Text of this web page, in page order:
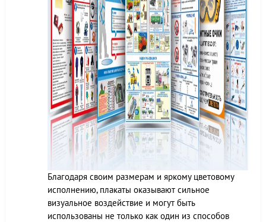
Благодаря своим размерам и яркому цветовому
исполнению, плакаты оказывают сильное
визуальное воздействие и могут быть
использованы не только как один из способов